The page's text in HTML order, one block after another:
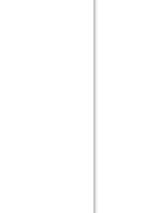
página de producto